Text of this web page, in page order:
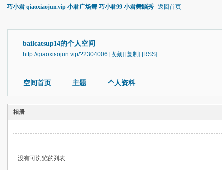
巧小君 qiaoxiaojun.vip 小君广场舞 巧小君99 小君舞蹈秀 返回首页
bailcatsup14的个人空间
http://qiaoxiaojun.vip/?2304006 [收藏] [复制] [RSS]
空间首页 主题 个人资料
相册
没有可浏览的列表